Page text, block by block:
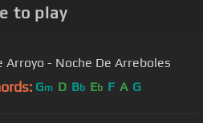
to play
Arroyo - Noche De Arreboles
Gm D Bb Eb F A G